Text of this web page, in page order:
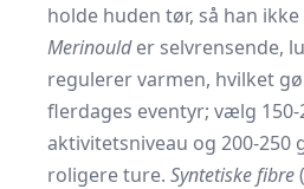
holde huden tør, så han
Merinoulder selvrensende,
regulerer varmen, hvilket
flerdages eventyr; vælg
aktivitetsniveau og 200-250
roligere ture. Syntetiske fibre